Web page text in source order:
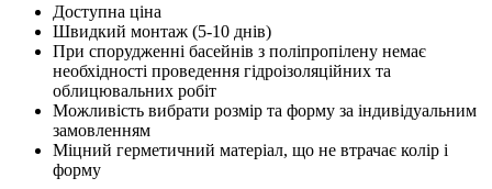
Доступна ціна
Швидкий монтаж (5-10 днів)
При спорудженні басейнів з поліпропілену немає
необхідності проведення гідроізоляційних та
облицювальних робіт
Можливість вибрати розмір та форму за індивідуальним
замовленням
Міцний герметичний матеріал, що не втрачає колір і
форму